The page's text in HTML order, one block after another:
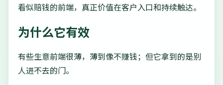
看似赔钱的前端，真正价值在客户入口和持续触达。
为什么它有效
有些生意前端很薄，薄到像不赚钱；但它拿到的是别
人进不去的门。